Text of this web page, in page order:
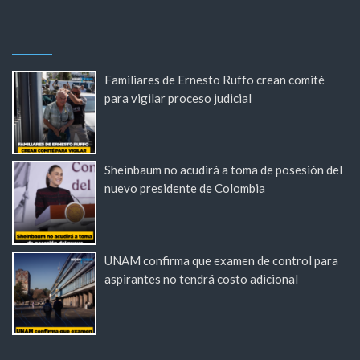
Familiares de Ernesto Ruffo crean comité
para vigilar proceso judicial
Sheinbaum no acudirá a toma de posesión del
nuevo presidente de Colombia
UNAM confirma que examen de control para
aspirantes no tendrá costo adicional